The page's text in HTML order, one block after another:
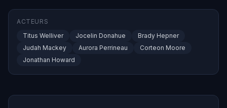
ACTEURS
Titus Welliver
Jocelin Donahue
Brady Hepner
Judah Mackey
Aurora Perrineau
Corteon Moore
Jonathan Howard